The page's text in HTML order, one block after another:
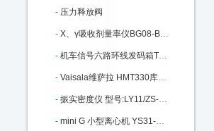
- 压力释放阀
- X、γ吸收剂量率仪BG08-BG9511 M372057
- 机车信号六路环线发码箱TX98-A+M396103
- Vaisala维萨拉 HMT330库号：M402012
- 振实密度仪 型号:LY11/ZS-202库号：M206882
- mini G 小型离心机 YS31-mini G：M252364